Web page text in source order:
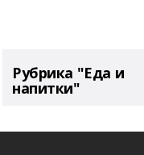
Рубрика "Еда и
напитки"